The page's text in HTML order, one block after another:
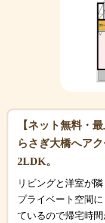
【ネット無料・
らさぎ大橋へア
2LDK。
リビングと洋室が
プライベート空間
ているので帰宅時